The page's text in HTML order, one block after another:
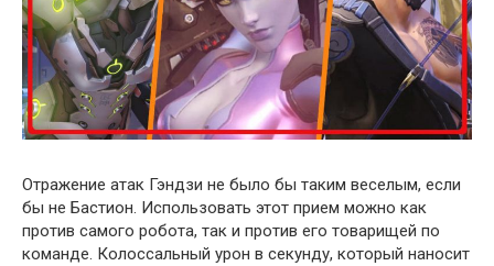
Отражение атак Гэндзи не было бы таким веселым, если
бы не Бастион. Использовать этот прием можно как
против самого робота, так и против его товарищей по
команде. Колоссальный урон в секунду, который наносит